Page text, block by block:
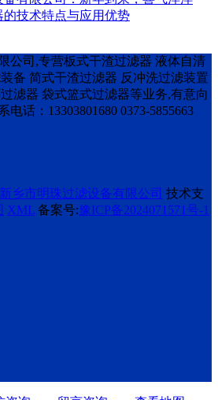
技术特点与应用优势
公司,专营板式干渣过滤器 液体自清
备 简式干渣过滤器 反冲洗过滤装置
滤器 袋式篮式过滤器等业务,有意向
话：13303801680 0373-5855663
新乡市明珠过滤设备有限公司 技术支
XML 备案号:豫ICP备2024071571号-1